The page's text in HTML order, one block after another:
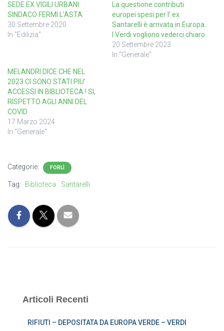
SEDE EX VIGILI URBANI:
SINDACO FERMI L’ASTA
30 Settembre 2020
In "Edilizia"
La questione contributi
europei spesi per l’ ex
Santarelli è arrivata in Europa.
I Verdi vogliono vederci chiaro
20 Settembre 2023
In "Generale"
MELANDRI DICE CHE NEL
2023 CI SONO STATI PIU’
ACCESSI IN BIBLIOTECA ! SI,
RISPETTO AGLI ANNI DEL
COVID
17 Marzo 2024
In "Generale"
Categorie: FORLÌ
Tag: Biblioteca Santarelli
Articoli Recenti
RIFIUTI – DEPOSITATA DA EUROPA VERDE – VERDI